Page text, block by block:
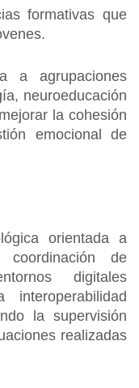
formativas que
a agrupaciones
neuroeducación
la cohesión
emocional de
orientada a
de
digitales
interoperabilidad
la supervisión
realizadas